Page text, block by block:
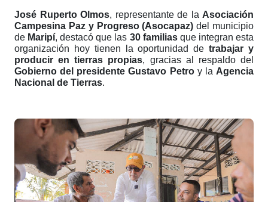
José Ruperto Olmos, representante de la Asociación
Campesina Paz y Progreso (Asocapaz) del municipio
de Maripí, destacó que las 30 familiasque integran esta
organización hoy tienen la oportunidad detrabajar y
producir en tierras propias, gracias al respaldo del
Gobierno del presidente Gustavo Petro y la Agencia
Nacional de Tierras.